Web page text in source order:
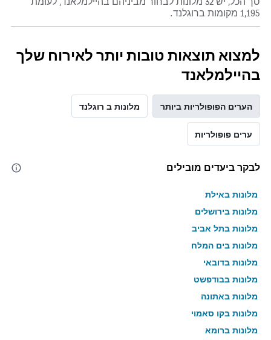
1,195 מקומות ברוגלנד.
למצוא תוצאות טובות יותר לאירוח שלך
בהיילמלאנד
הערים הפופולריות ביותר מלונות ב רוגלנד
ערים פופולריות
לבקר ביעדים מובילים
מלונות באילת
מלונות בירושלים
מלונות בתל אביב
מלונות בים המלח
מלונות בדובאי
מלונות בבודפשט
מלונות באתונה
מלונות בקו סאמוי
מלונות ברומא